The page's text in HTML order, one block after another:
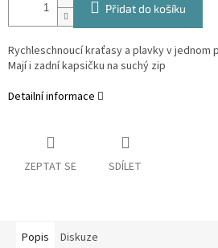
Přidat do košíku
Rychleschnoucí kraťasy a plavky v jednom
Mají i zadní kapsičku na suchý zip
Detailní informace
ZEPTAT SE SDÍLET
Popis Diskuze